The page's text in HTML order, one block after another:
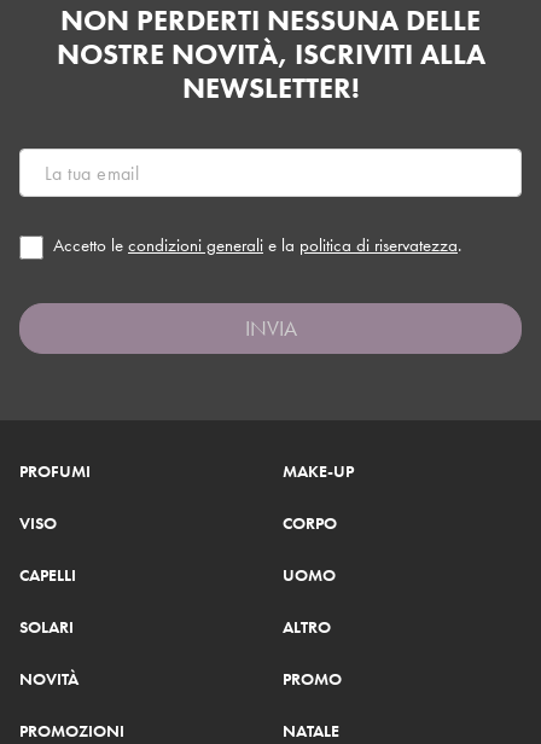
NON PERDERTI NESSUNA DELLE
NOSTRE NOVITÀ, ISCRIVITI ALLA
NEWSLETTER!
Accetto le condizioni generali e la politica di riservatezza.
INVIA
PROFUMI MAKE-UP
VISO CORPO
CAPELLI UOMO
SOLARI ALTRO
NOVITÀ PROMO
PROMOZIONI NATALE